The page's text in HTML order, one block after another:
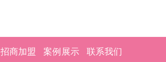
招商加盟 案例展示 联系我们